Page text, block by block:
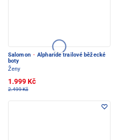
Salomon · Alpharide trailové běžecké
boty
Ženy
1.999 Kč
2.499 Kč